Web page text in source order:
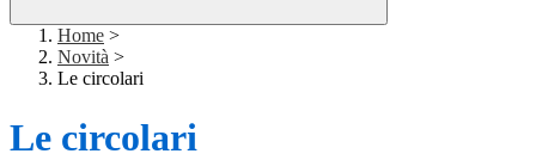
Home >
Novità >
Le circolari
Le circolari